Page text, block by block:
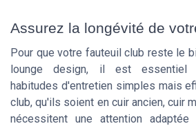
Assurez la longévité de
Pour que votre fauteuil club reste le
lounge design, il est essentiel
habitudes d'entretien simples mais
club, qu'ils soient en cuir ancien, cuir
nécessitent une attention